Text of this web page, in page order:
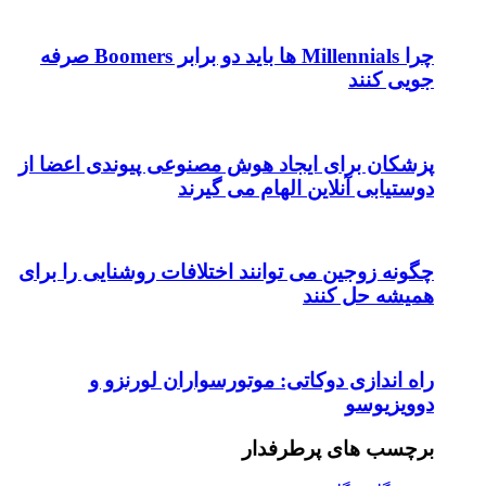
چرا Millennials ها باید دو برابر Boomers صرفه
مصنوعی پیوندی اعضا از
می گیرند
اختلافات روشنایی را برای
لورنزو و